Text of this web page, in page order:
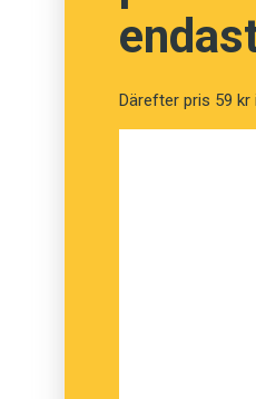
Därefter pris 59 kr